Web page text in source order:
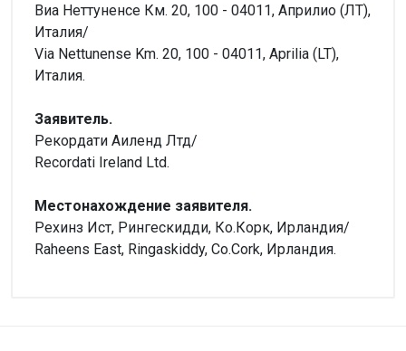
Виа Неттуненсе Км. 20, 100 - 04011, Априлио (ЛТ),
Италия/
Via Nettunense Km. 20, 100 - 04011, Aprilia (LT),
Италия.
Заявитель.
Рекордати Аиленд Лтд/
Recordati Ireland Ltd.
Местонахождение заявителя.
Рехинз Ист, Рингескидди, Ко.Корк, Ирландия/
Raheens East, Ringaskiddy, Co.Cork, Ирландия.